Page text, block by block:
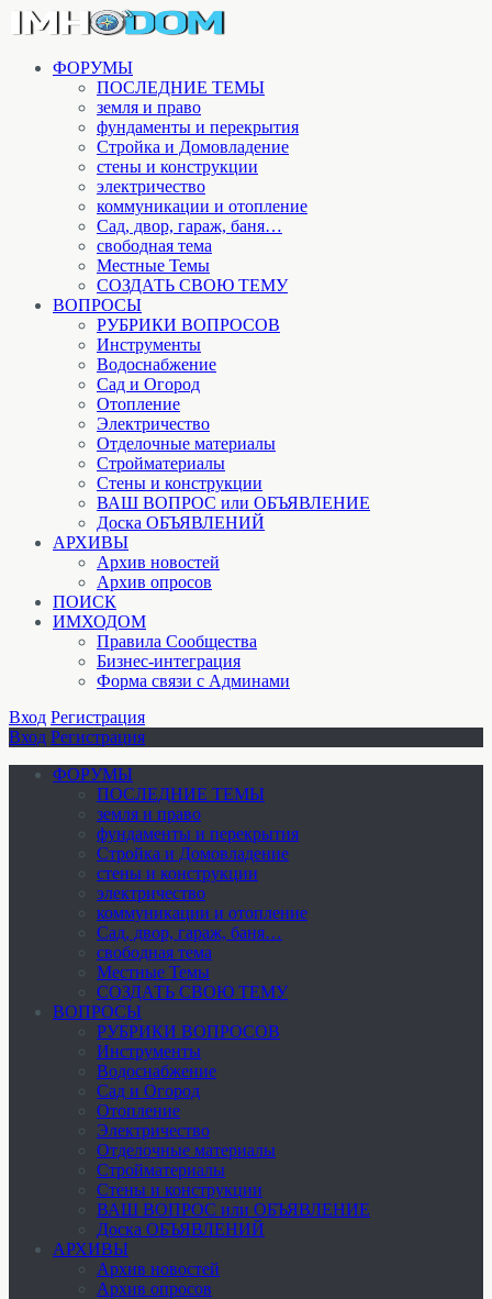
ФОРУМЫ
ПОСЛЕДНИЕ ТЕМЫ
земля и право
фундаменты и перекрытия
Стройка и Домовладение
стены и конструкции
электричество
коммуникации и отопление
Cад, двор, гараж, баня…
свободная тема
Местные Темы
СОЗДАТЬ СВОЮ ТЕМУ
ВОПРОСЫ
РУБРИКИ ВОПРОСОВ
Инструменты
Водоснабжение
Сад и Огород
Отопление
Электричество
Отделочные материалы
Стройматериалы
Стены и конструкции
ВАШ ВОПРОС или ОБЪЯВЛЕНИЕ
Доска ОБЪЯВЛЕНИЙ
АРХИВЫ
Архив новостей
Архив опросов
ПОИСК
ИМХОДОМ
Правила Сообщества
Бизнес-интеграция
Форма связи с Админами
Вход Регистрация
Вход Регистрация
ФОРУМЫ
ПОСЛЕДНИЕ ТЕМЫ
земля и право
фундаменты и перекрытия
Стройка и Домовладение
стены и конструкции
электричество
коммуникации и отопление
Cад, двор, гараж, баня…
свободная тема
Местные Темы
СОЗДАТЬ СВОЮ ТЕМУ
ВОПРОСЫ
РУБРИКИ ВОПРОСОВ
Инструменты
Водоснабжение
Сад и Огород
Отопление
Электричество
Отделочные материалы
Стройматериалы
Стены и конструкции
ВАШ ВОПРОС или ОБЪЯВЛЕНИЕ
Доска ОБЪЯВЛЕНИЙ
АРХИВЫ
Архив новостей
Архив опросов